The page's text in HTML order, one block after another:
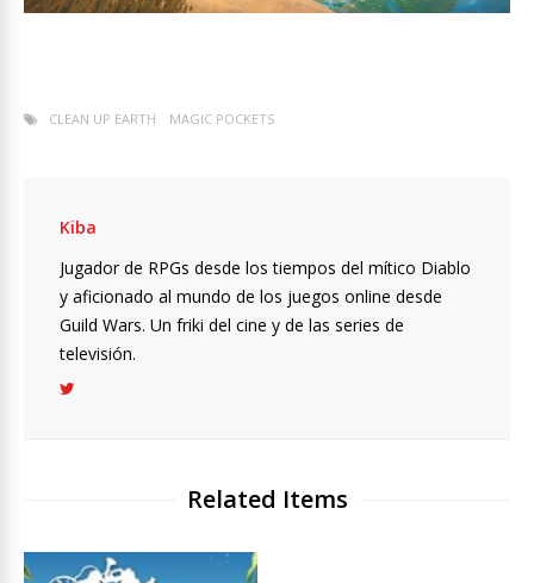
CLEAN UP EARTH MAGIC POCKETS
Kiba
Jugador de RPGs desde los tiempos del mítico Diablo
y aficionado al mundo de los juegos online desde
Guild Wars. Un friki del cine y de las series de
televisión.
Related Items